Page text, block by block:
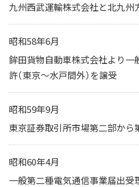
九州西武運輸株式会社と北九
昭和58年6月
鉾田貨物自動車株式会社より
許（東京～水戸間外）を譲受
昭和59年9月
東京証券取引所市場第二部から
昭和60年4月
一般第二種電気通信事業届出受